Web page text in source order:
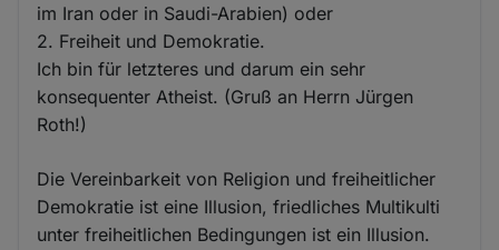
im Iran oder in Saudi-Arabien) oder
2. Freiheit und Demokratie.
Ich bin für letzteres und darum ein sehr
konsequenter Atheist. (Gruß an Herrn Jürgen
Roth!)
Die Vereinbarkeit von Religion und freiheitlicher
Demokratie ist eine Illusion, friedliches Multikulti
unter freiheitlichen Bedingungen ist ein Illusion.